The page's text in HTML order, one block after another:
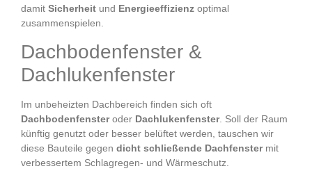
damit Sicherheit und Energieeffizienz optimal
zusammenspielen.
Dachbodenfenster &
Dachlukenfenster
Im unbeheizten Dachbereich finden sich oft
Dachbodenfensteroder Dachlukenfenster. Soll der Raum
künftig genutzt oder besser belüftet werden, tauschen wir
diese Bauteile gegen dicht schließende Dachfenstermit
verbessertem Schlagregen- und Wärmeschutz.